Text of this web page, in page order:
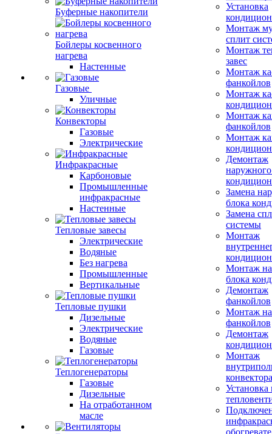
Буферные накопители
Бойлеры косвенного
нагрева
Настенные
Газовые
Уличные
Конвекторы
Газовые
Электрические
Инфракрасные
Карбоновые
Промышленные
инфракрасные
Настенные
Тепловые завесы
Электрические
Водяные
Без нагрева
Промышленные
Вертикальные
Тепловые пушки
Дизельные
Электрические
Водяные
Газовые
Теплогенераторы
Газовые
Дизельные
На отработанном
масле
Установка
Монтаж
сплит
Монтаж
завес
Монтаж
фанкойлов
Монтаж
Монтаж
фанкойлов
Монтаж
Демонтаж
Замена
блока
Замена
системы
Монтаж
Монтаж
блока
Демонтаж
фанкойлов
Монтаж
фанкойлов
Демонтаж
Монтаж
конвектора
Установка